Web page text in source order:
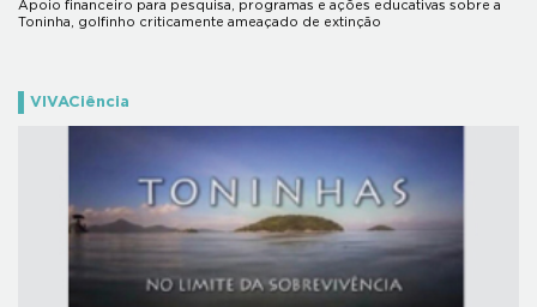
Apoio financeiro para pesquisa, programas e ações educativas sobre a
Toninha, golfinho criticamente ameaçado de extinção
VIVACiência